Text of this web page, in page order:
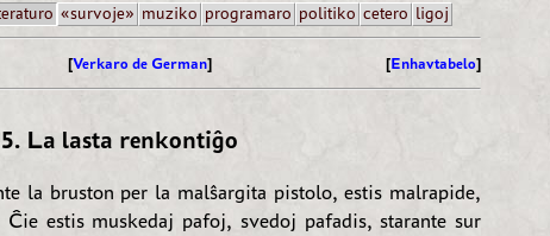
«survoje» muziko programaro politiko cetero ligoj
[Verkaro de German] [Enhavtabelo]
5. La lasta renkontiĝo
la bruston per la malŝargita pistolo, estis malrapide,
estis muskedaj pafoj, svedoj pafadis, starante sur